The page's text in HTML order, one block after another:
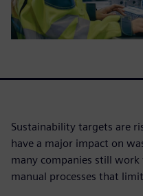
Sustainability targets are
have a major impact on
many companies still
manual processes that